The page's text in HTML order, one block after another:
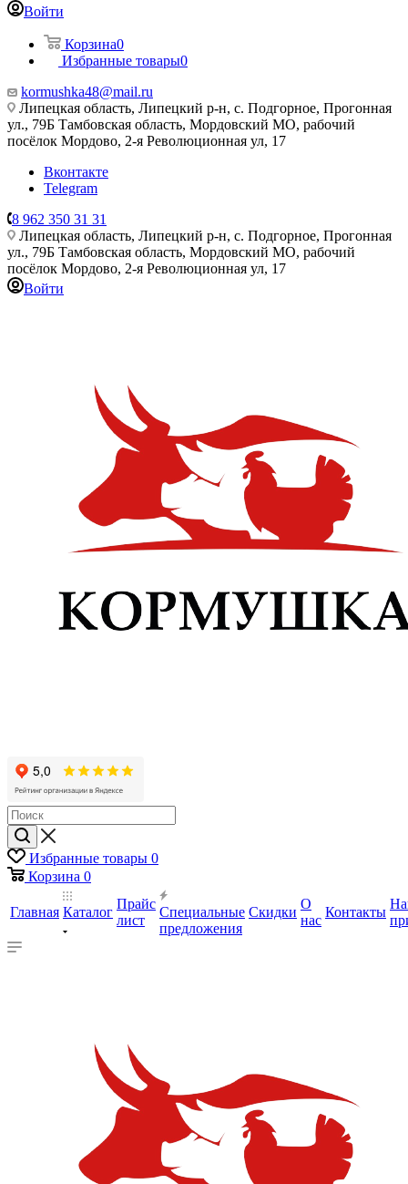
Войти
Корзина0
Избранные товары0
kormushka48@mail.ru
Липецкая область, Липецкий р-н, с. Подгорное, Прогонная
ул., 79Б Тамбовская область, Мордовский МО, рабочий
посёлок Мордово, 2-я Революционная ул, 17
Вконтакте
Telegram
8 962 350 31 31
Липецкая область, Липецкий р-н, с. Подгорное, Прогонная
ул., 79Б Тамбовская область, Мордовский МО, рабочий
посёлок Мордово, 2-я Революционная ул, 17
Войти
Избранные товары 0
Корзина 0
Главная Каталог
Прайс
лист
Специальные
предложения
Скидки
О
нас
Контакты